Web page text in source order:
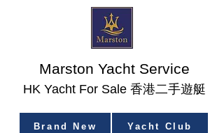
​HK Yacht For Sale 香港二手遊艇
Marston Yacht Service
Brand New Yacht Club